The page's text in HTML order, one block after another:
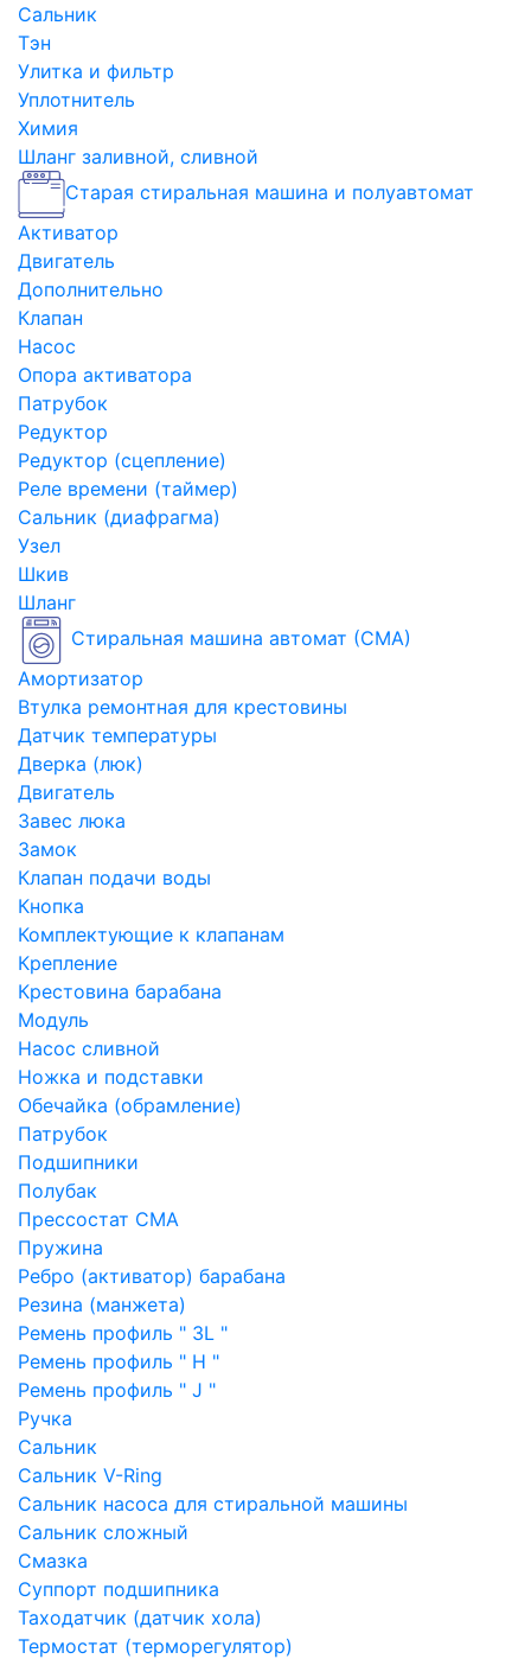
Сальник
Тэн
Улитка и фильтр
Уплотнитель
Химия
Шланг заливной, сливной
Старая стиральная машина и полуавтомат
Активатор
Двигатель
Дополнительно
Клапан
Насос
Опора активатора
Патрубок
Редуктор
Редуктор (сцепление)
Реле времени (таймер)
Сальник (диафрагма)
Узел
Шкив
Шланг
Стиральная машина автомат (СМА)
Амортизатор
Втулка ремонтная для крестовины
Датчик температуры
Дверка (люк)
Двигатель
Завес люка
Замок
Клапан подачи воды
Кнопка
Комплектующие к клапанам
Крепление
Крестовина барабана
Модуль
Насос сливной
Ножка и подставки
Обечайка (обрамление)
Патрубок
Подшипники
Полубак
Прессостат СМА
Пружина
Ребро (активатор) барабана
Резина (манжета)
Ремень профиль " 3L "
Ремень профиль " H "
Ремень профиль " J "
Ручка
Сальник
Сальник V-Ring
Сальник насоса для стиральной машины
Сальник сложный
Смазка
Суппорт подшипника
Таходатчик (датчик хола)
Термостат (терморегулятор)